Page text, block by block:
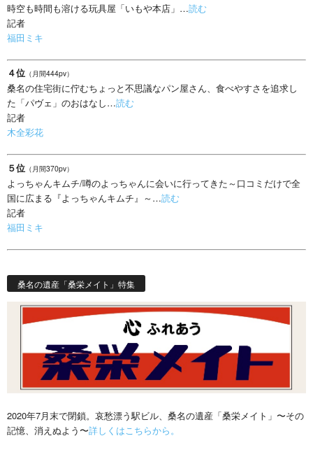
時空も時間も溶ける玩具屋「いもや本店」…読む
記者
福田ミキ
４位 （月間444pv）
桑名の住宅街に佇むちょっと不思議なパン屋さん、食べやすさを追求し
た「パヴェ」のおはなし…読む
記者
木全彩花
５位 （月間370pv）
よっちゃんキムチ/噂のよっちゃんに会いに行ってきた～口コミだけで全
国に広まる『よっちゃんキムチ』～…読む
記者
福田ミキ
桑名の遺産「桑栄メイト」特集
2020年7月末で閉鎖。哀愁漂う駅ビル、桑名の遺産「桑栄メイト」〜その
記憶、消えぬよう〜詳しくはこちらから。